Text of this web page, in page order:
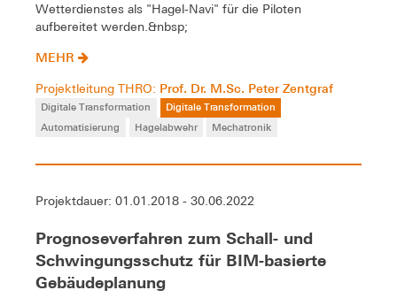
Wetterdienstes als "Hagel-Navi" für die Piloten
aufbereitet werden.&nbsp;
MEHR
Projektleitung THRO: Prof. Dr. M.Sc. Peter Zentgraf
Digitale Transformation
Digitale Transformation
Automatisierung
Hagelabwehr Mechatronik
Projektdauer: 01.01.2018 - 30.06.2022
Prognoseverfahren zum Schall- und
Schwingungsschutz für BIM-basierte
Gebäudeplanung